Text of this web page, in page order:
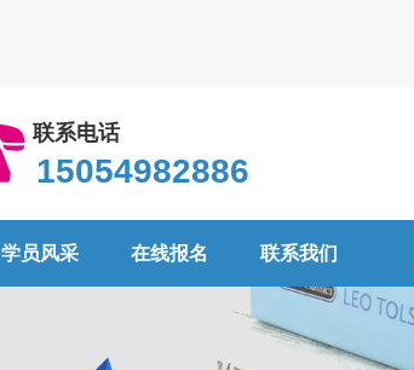
联系电话
15054982886
学员风采 在线报名 联系我们